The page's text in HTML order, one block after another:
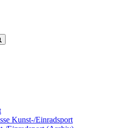
Kunst-/Einradsport